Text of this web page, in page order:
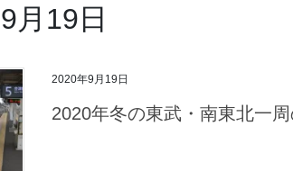
月19日
2020年9月19日
2020年冬の東武・南東北一